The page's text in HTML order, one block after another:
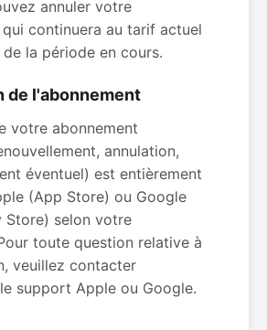
annuler votre
continuera au tarif actuel
la période en cours.
de l'abonnement
votre abonnement
annulation,
éventuel) est entièrement
(App Store) ou Google
Store) selon votre
toute question relative à
veuillez contacter
support Apple ou Google.